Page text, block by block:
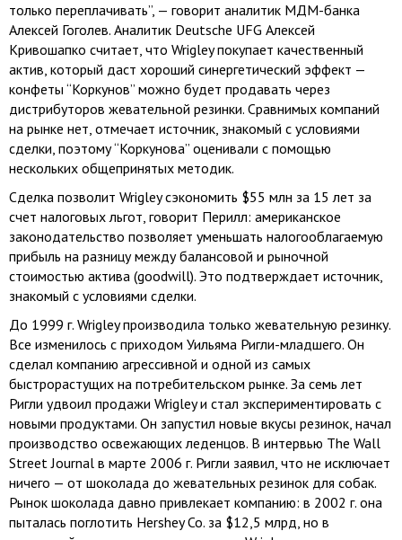
только переплачивать”, — говорит аналитик МДМ-банка
Алексей Гоголев. Аналитик Deutsche UFG Алексей
Кривошапко считает, что Wrigley покупает качественный
актив, который даст хороший синергетический эффект —
конфеты “Коркунов” можно будет продавать через
дистрибуторов жевательной резинки. Сравнимых компаний
на рынке нет, отмечает источник, знакомый с условиями
сделки, поэтому “Коркунова” оценивали с помощью
нескольких общепринятых методик.
Сделка позволит Wrigley сэкономить $55 млн за 15 лет за
счет налоговых льгот, говорит Перилл: американское
законодательство позволяет уменьшать налогооблагаемую
прибыль на разницу между балансовой и рыночной
стоимостью актива (goodwill). Это подтверждает источник,
знакомый с условиями сделки.
До 1999 г. Wrigley производила только жевательную резинку.
Все изменилось с приходом Уильяма Ригли-младшего. Он
сделал компанию агрессивной и одной из самых
быстрорастущих на потребительском рынке. За семь лет
Ригли удвоил продажи Wrigley и стал экспериментировать с
новыми продуктами. Он запустил новые вкусы резинок, начал
производство освежающих леденцов. В интервью The Wall
Street Journal в марте 2006 г. Ригли заявил, что не исключает
ничего — от шоколада до жевательных резинок для собак.
Рынок шоколада давно привлекает компанию: в 2002 г. она
пыталась поглотить Hershey Co. за $12,5 млрд, но в